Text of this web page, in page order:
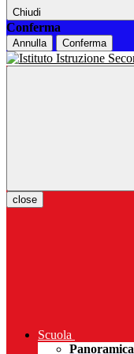
Chiudi
Conferma
Annulla Conferma
close
Scuola
Panoramica